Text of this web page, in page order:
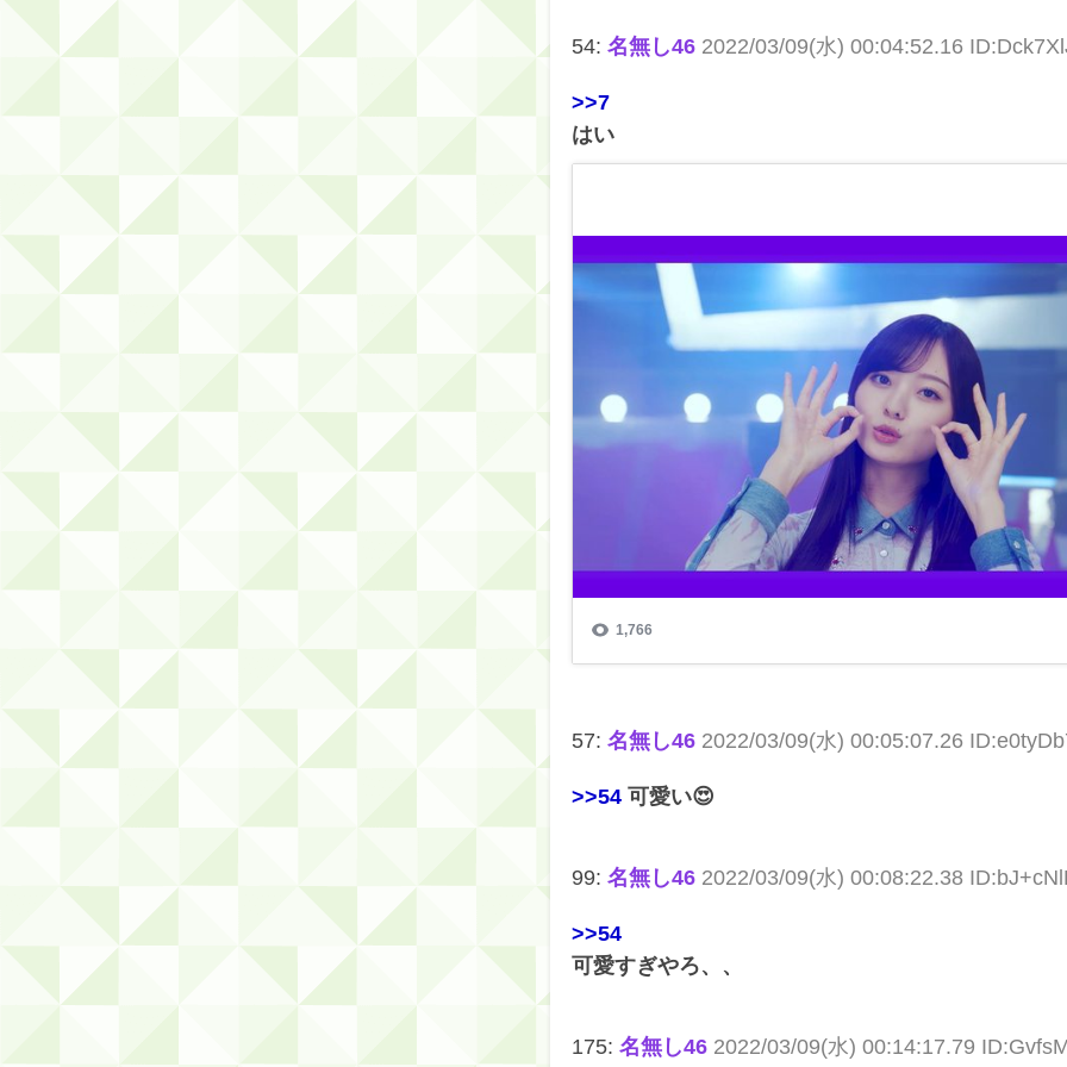
54: 名無し46 2022/03/09(水) 00:04:52.16
>>7
はい
57: 名無し46 2022/03/09(水) 00:05:07.26
>>54 可愛い😍
99: 名無し46 2022/03/09(水) 00:08:22.38
>>54
可愛すぎやろ、、
175: 名無し46 2022/03/09(水) 00:14:17.79